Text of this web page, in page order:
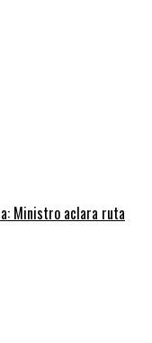
Ministro aclara ruta